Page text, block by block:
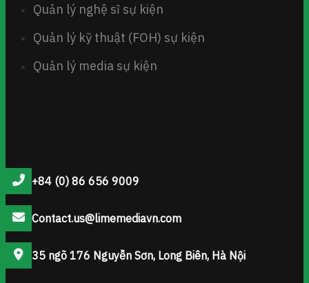
Quản lý nghệ sĩ sự kiện
Quản lý kỹ thuật (FOH) sự kiện
Quản lý media sự kiện
+84 (0) 86 656 9009
Contact.us@limemediavn.com
35 ngõ 176 Nguyễn Sơn, Long Biên, Hà Nội